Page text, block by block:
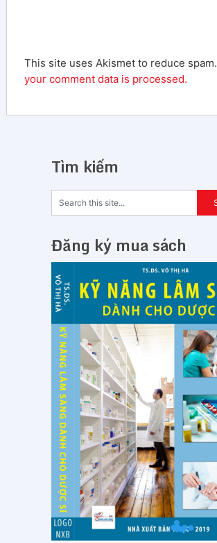
This site uses Akismet to reduce spam.
your comment data is processed.
Tìm kiếm
Đăng ký mua sách